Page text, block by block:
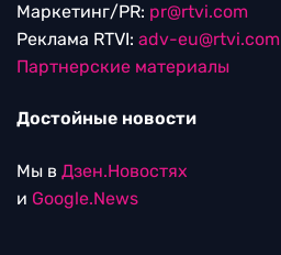
Маркетинг/PR: pr@rtvi.com
Реклама RTVI: adv-eu@rtvi.com
Партнерские материалы
Достойные новости
Мы в Дзен.Новостях
и Google.News